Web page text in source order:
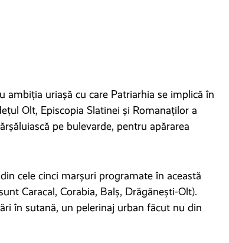
ambiția uriașă cu care Patriarhia se implică în
Olt, Episcopia Slatinei și Romanaților a
pe bulevarde, pentru apărarea
cele cinci marșuri programate în această
Caracal, Corabia, Balș, Drăgănești-Olt).
în sutană, un pelerinaj urban făcut nu din